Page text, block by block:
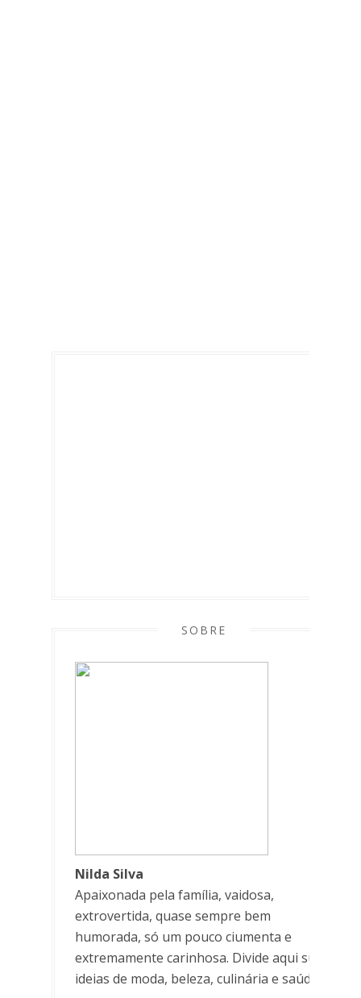
SOBRE
Nilda Silva
Apaixonada pela família, vaidosa,
extrovertida, quase sempre bem
humorada, só um pouco ciumenta e
extremamente carinhosa. Divide aqui suas
ideias de moda, beleza, culinária e saúde.